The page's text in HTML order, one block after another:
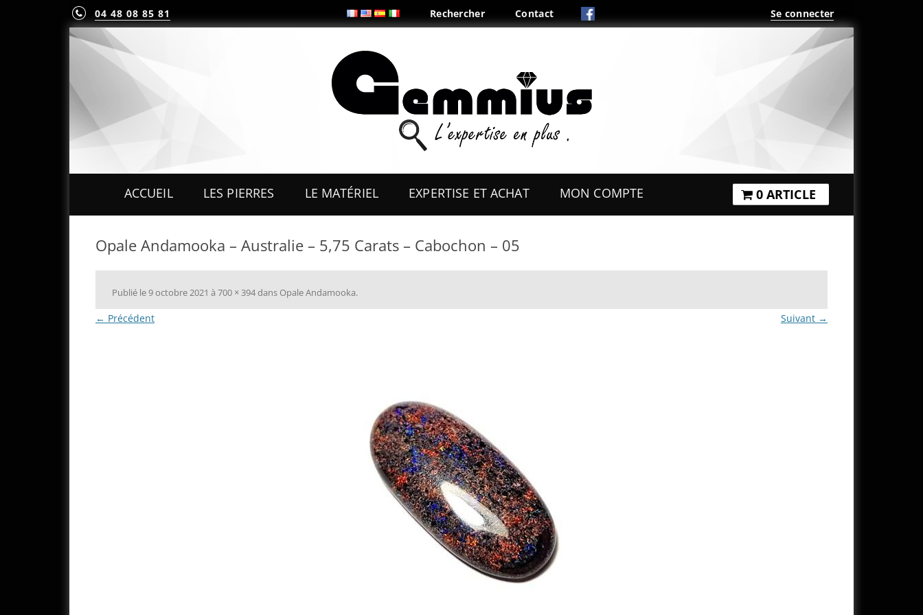
04 48 08 85 81 Rechercher Contact Se connecter
au
contenu
ACCUEIL LES PIERRES
MINÉRAUX & CRISTAUX
LE MATÉRIEL
BOITES & PLIS
EXPERTISE ET ACHAT MON COMPTE 0 ARTICLE
Opale Andamooka – Australie – 5,75 Carats – Cabochon – 05
Publié le9 octobre 2021 à700 × 394dans Opale Andamooka.
← Précédent Suivant →